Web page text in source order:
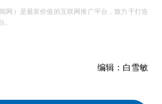
网）是最富价值的互联网推广平台，致力于打造
。
编辑： 白雪敏